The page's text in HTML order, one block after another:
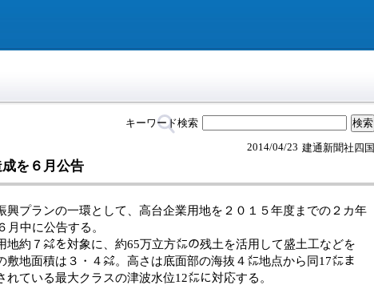
キーワード検索
建通新聞社四国
2014/04/23
成を６月公告
プランの一環として、高台企業用地を２０１５年度までの２カ年
中に公告する。
約７㌶を対象に、約65万立方㍍の残土を活用して盛土工などを
敷地面積は３・４㌶。高さは底面部の海抜４㍍地点から同17㍍ま
ている最大クラスの津波水位12㍍に対応する。